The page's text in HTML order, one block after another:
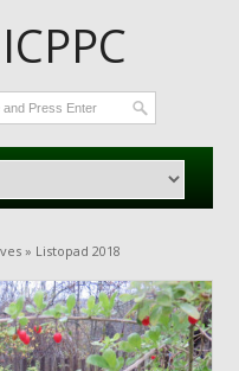
» Listopad 2018